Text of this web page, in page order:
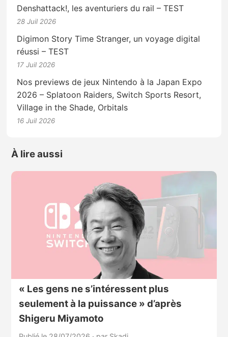
Denshattack!, les aventuriers du rail – TEST
28 Juil 2026
Digimon Story Time Stranger, un voyage digital
réussi – TEST
17 Juil 2026
Nos previews de jeux Nintendo à la Japan Expo
2026 – Splatoon Raiders, Switch Sports Resort,
Village in the Shade, Orbitals
16 Juil 2026
À lire aussi
« Les gens ne s’intéressent plus
seulement à la puissance » d’après
Shigeru Miyamoto